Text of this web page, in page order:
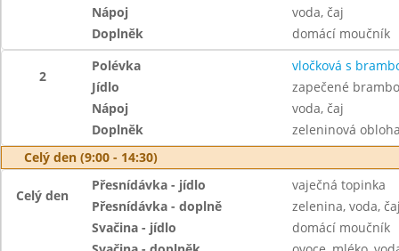
Nápoj
voda, čaj
Doplněk
domácí moučník
2
Polévka
vločková s
Jídlo
zapečené
Nápoj
voda, čaj
Doplněk
zeleninová
Celý den (9:00 - 14:30)
Celý den
Přesnídávka - jídlo
vaječná topinka
Přesnídávka - doplně
zelenina, voda,
Svačina - jídlo
domácí moučník